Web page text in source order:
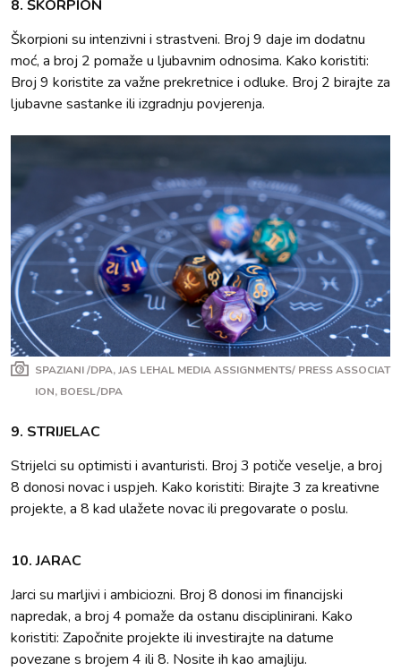
8. ŠKORPION
Škorpioni su intenzivni i strastveni. Broj 9 daje im dodatnu
moć, a broj 2 pomaže u ljubavnim odnosima. Kako koristiti:
Broj 9 koristite za važne prekretnice i odluke. Broj 2 birajte za
ljubavne sastanke ili izgradnju povjerenja.
SPAZIANI /DPA, JAS LEHAL MEDIA ASSIGNMENTS/ PRESS ASSOCIAT
ION, BOESL/DPA
9. STRIJELAC
Strijelci su optimisti i avanturisti. Broj 3 potiče veselje, a broj
8 donosi novac i uspjeh. Kako koristiti: Birajte 3 za kreativne
projekte, a 8 kad ulažete novac ili pregovarate o poslu.
10. JARAC
Jarci su marljivi i ambiciozni. Broj 8 donosi im financijski
napredak, a broj 4 pomaže da ostanu disciplinirani. Kako
koristiti: Započnite projekte ili investirajte na datume
povezane s brojem 4 ili 8. Nosite ih kao amajliju.